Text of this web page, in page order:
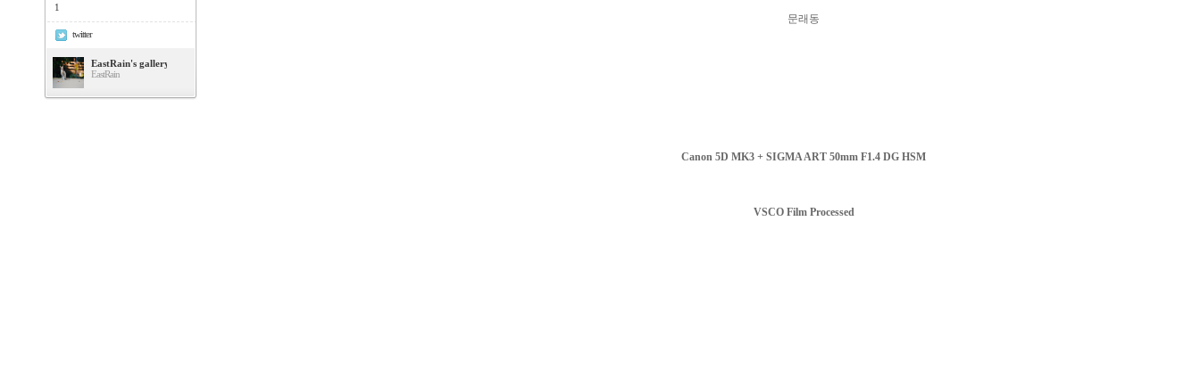
1
twitter
EastRain's gallery
EastRain
문래동
Canon 5D MK3 + SIGMA ART 50mm F1.4 DG HSM
VSCO Film Processed